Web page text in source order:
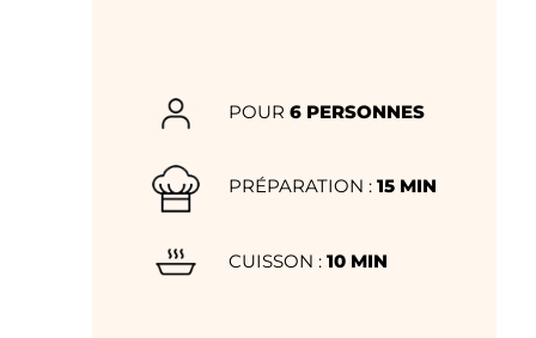
POUR 6 PERSONNES
PRÉPARATION : 15 MIN
CUISSON : 10 MIN